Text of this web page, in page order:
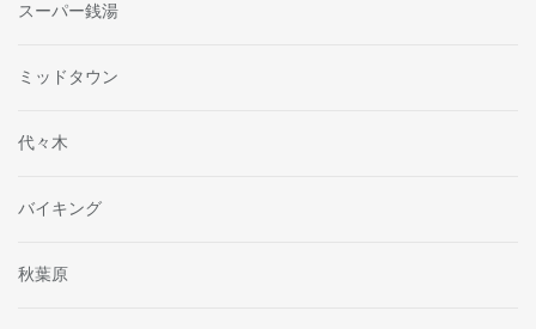
スーパー銭湯
ミッドタウン
代々木
バイキング
秋葉原